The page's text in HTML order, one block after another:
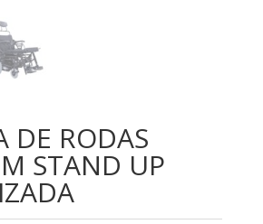
DE RODAS
STAND UP